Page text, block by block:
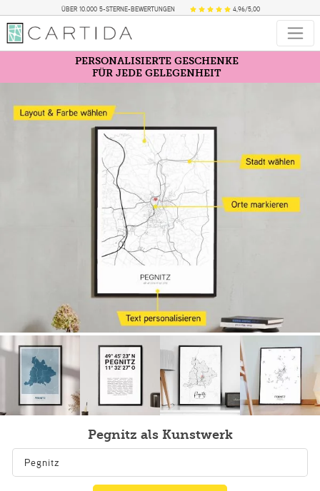
ÜBER 10.000 5-STERNE-BEWERTUNGEN 4,96/5,00
PERSONALISIERTE GESCHENKE
FÜR JEDE GELEGENHEIT
Pegnitz als Kunstwerk